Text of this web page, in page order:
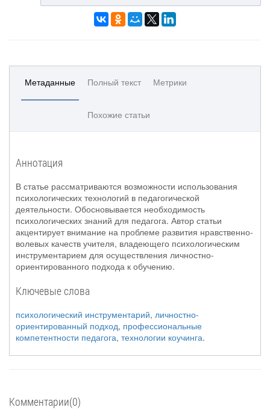
Метаданные Полный текст Метрики
Похожие статьи
Аннотация
В статье рассматриваются возможности использования
психологических технологий в педагогической
деятельности. Обосновывается необходимость
психологических знаний для педагога. Автор статьи
акцентирует внимание на проблеме развития нравственно-
волевых качеств учителя, владеющего психологическим
инструментарием для осуществления личностно-
ориентированного подхода к обучению.
Ключевые слова
психологический инструментарий, личностно-
ориентированный подход, профессиональные
компетентности педагога, технологии коучинга.
Комментарии(0)